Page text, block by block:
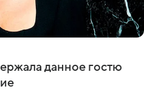
данное гостю